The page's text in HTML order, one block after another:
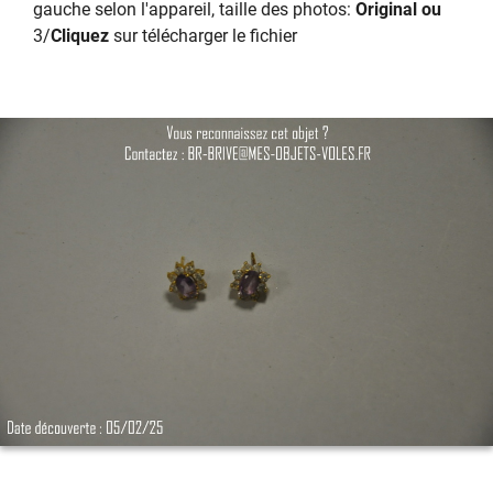
gauche selon l'appareil, taille des photos: Original ou
3/Cliquez sur télécharger le fichier